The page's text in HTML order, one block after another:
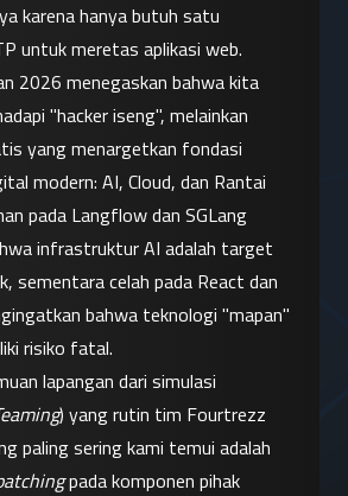
karena hanya butuh satu
untuk meretas aplikasi web.
2026 menegaskan bahwa kita
"hacker iseng", melainkan
yang menargetkan fondasi
modern: AI, Cloud, dan Rantai
pada Langflow dan SGLang
infrastruktur AI adalah target
sementara celah pada React dan
bahwa teknologi "mapan"
risiko fatal.
lapangan dari simulasi
) yang rutin tim Fourtrezz
paling sering kami temui adalah
pada komponen pihak